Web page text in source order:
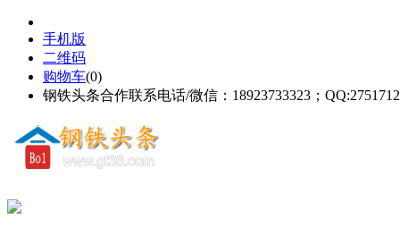
手机版
二维码
购物车(0)
钢铁头条合作联系电话/微信：18923733323；